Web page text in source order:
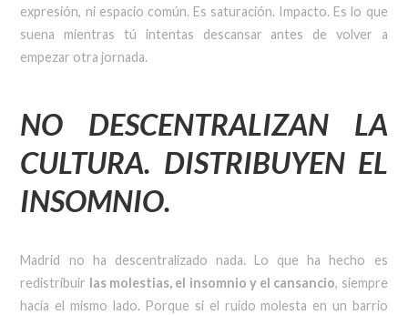
expresión, ni espacio común. Es saturación. Impacto. Es lo que
suena mientras tú intentas descansar antes de volver a
empezar otra jornada.
NO DESCENTRALIZAN LA
CULTURA. DISTRIBUYEN EL
INSOMNIO.
Madrid no ha descentralizado nada. Lo que ha hecho es
redistribuir las molestias, el insomnio y el cansancio, siempre
hacia el mismo lado. Porque si el ruido molesta en un barrio